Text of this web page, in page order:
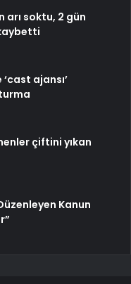
arı soktu, 2 gün
ajansı’
çiftini yıkan
Kanun